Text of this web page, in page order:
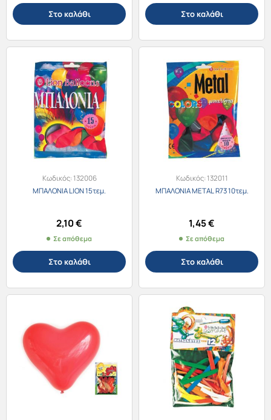
Στο καλάθι Στο καλάθι
Κωδικός:132006
ΜΠΑΛΟΝΙΑ LION 15τεμ.
2,10€
Σε απόθεμα
Στο καλάθι
Κωδικός:132011
ΜΠΑΛΟΝΙΑ METAL R73 10τεμ.
1,45€
Σε απόθεμα
Στο καλάθι